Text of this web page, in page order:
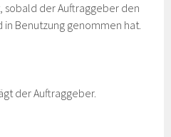
sobald der Auftraggeber den
in Benutzung genommen hat.
der Auftraggeber.